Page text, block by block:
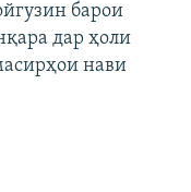
барои
дар ҳоли
нави